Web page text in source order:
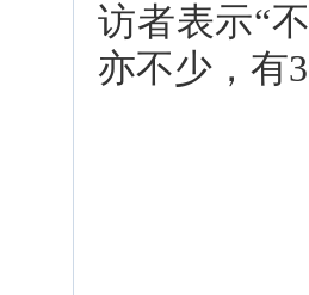
访者表示“
亦不少，有